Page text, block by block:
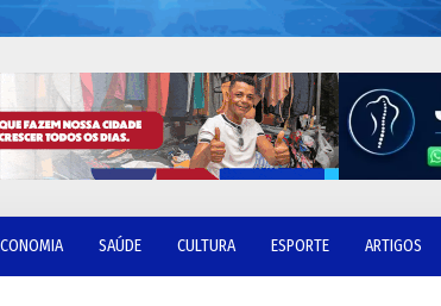
SAÚDE CULTURA ESPORTE ARTIGOS